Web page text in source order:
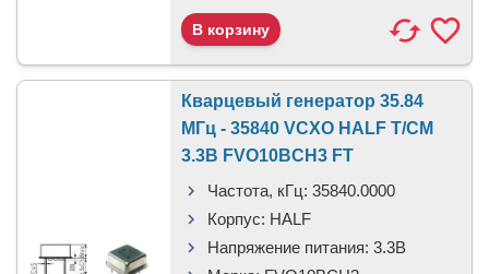
Кварцевый генератор 35.84
МГц - 35840 VCXO HALF T/CM
3.3В FVO10BCH3 FT
Частота, кГц: 35840.0000
Корпус: HALF
Напряжение питания: 3.3В